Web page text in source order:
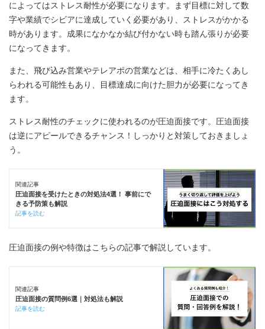
によってはストレス耐性が必要になります。まず目標に対して数
字や業績でシビアに達成していく必要があり、ストレスがかかる
時があります。成果になかなか結び付かない時も踏ん張りが必要
になってきます。
また、飛び込み営業やテレアポの営業などは、相手に冷たくあし
らわれる可能性もあり、目標達成に向けた胆力が必要になってき
ます。
ストレス耐性のチェックに使われるのが圧迫面接です。圧迫面接
は逆にアピールできるチャンス！しっかりと対策しておきましょ
う。
関連記事
圧迫面接を受けたときの対処法4選！ 事前にで
きる予防策も解説
記事を読む
圧迫面接の例や特徴はこちらの記事で解説しています。
関連記事
圧迫面接の質問例6選｜対処法も解説
記事を読む